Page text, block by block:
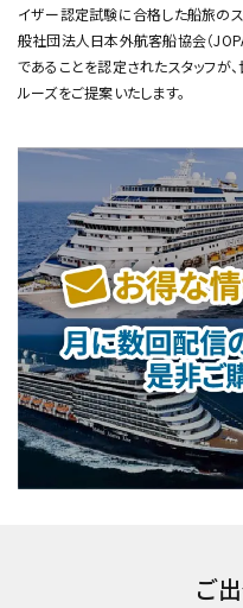
イザー認定試験に合格した船旅のス
般社団法人日本外航客船協会（
であることを認定されたスタッフが、
ルーズをご提案いたします。
ご